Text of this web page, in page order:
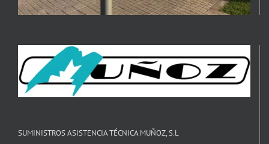
SUMINISTROS ASISTENCIA TÉCNICA MUÑOZ, S.L